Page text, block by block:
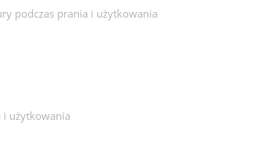
podczas prania i użytkowania
i użytkowania